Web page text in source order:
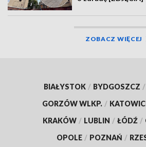
ZOBACZ WIĘCEJ
BIAŁYSTOK / BYDGOSZCZ /
GORZÓW WLKP. /
KRAKÓW / LUBLIN / ŁÓDŹ /
OPOLE / POZNAŃ /